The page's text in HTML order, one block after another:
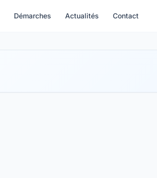
Démarches Actualités Contact